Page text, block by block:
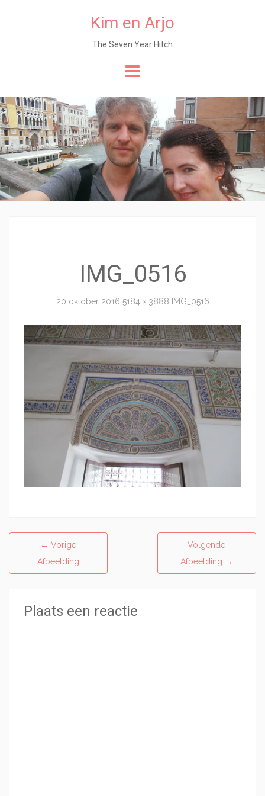
Kim en Arjo
The Seven Year Hitch
de
content
IMG_0516
20 oktober 2016 5184 × 3888 IMG_0516
← Vorige
Afbeelding
Volgende
Afbeelding →
Plaats een reactie